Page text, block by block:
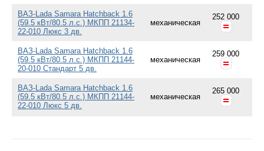
ВАЗ-Lada Samara Hatchback 1.6
(59.5 кВт/80.5 л.с.) МКПП 21134-
22-010 Люкс 3 дв.
механическая
252 000
ВАЗ-Lada Samara Hatchback 1.6
(59.5 кВт/80.5 л.с.) МКПП 21144-
20-010 Стандарт 5 дв.
механическая
259 000
ВАЗ-Lada Samara Hatchback 1.6
(59.5 кВт/80.5 л.с.) МКПП 21144-
22-010 Люкс 5 дв.
механическая
265 000